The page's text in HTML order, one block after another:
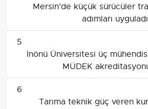
Mersin’de küçük sürücüler
adımları uyguladı
5
İnönü Üniversitesi üç
MÜDEK
6
Tarıma teknik güç veren